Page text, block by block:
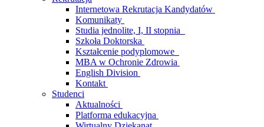
Internetowa Rekrutacja Kandydatów
Komunikaty
Studia jednolite, I, II stopnia
Szkoła Doktorska
Kształcenie podyplomowe
MBA w Ochronie Zdrowia
English Division
Kontakt
Studenci
Aktualności
Platforma edukacyjna